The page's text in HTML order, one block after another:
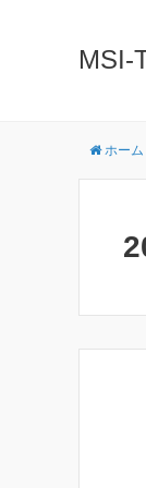
MSI-
ホーム